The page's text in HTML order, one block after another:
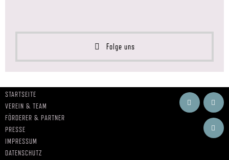
Folge uns
STARTSEITE
VEREIN & TEAM
FÖRDERER & PARTNER
PRESSE
IMPRESSUM
DATENSCHUTZ